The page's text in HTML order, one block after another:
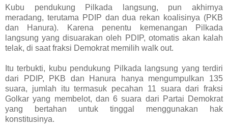
Kubu pendukung Pilkada langsung, pun akhirnya
meradang, terutama PDIP dan dua rekan koalisinya (PKB
dan Hanura). Karena penentu kemenangan Pilkada
langsung yang disuarakan oleh PDIP, otomatis akan kalah
telak, di saat fraksi Demokrat memilih walk out.
Itu terbukti, kubu pendukung Pilkada langsung yang terdiri
dari PDIP, PKB dan Hanura hanya mengumpulkan 135
suara, jumlah itu termasuk pecahan 11 suara dari fraksi
Golkar yang membelot, dan 6 suara dari Partai Demokrat
yang bertahan untuk tinggal menggunakan hak
konstitusinya.